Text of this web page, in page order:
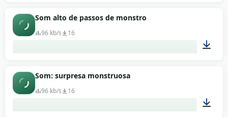
Som alto de passos de monstro
96 kb/s 16
Som: surpresa monstruosa
96 kb/s 16